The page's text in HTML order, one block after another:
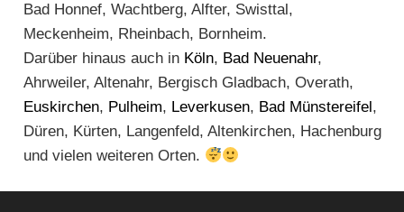
Bad Honnef, Wachtberg, Alfter, Swisttal,
Meckenheim, Rheinbach, Bornheim.
Darüber hinaus auch in Köln, Bad Neuenahr,
Ahrweiler, Altenahr, Bergisch Gladbach, Overath,
Euskirchen, Pulheim, Leverkusen, Bad Münstereifel ,
Düren, Kürten, Langenfeld, Altenkirchen, Hachenburg
und vielen weiteren Orten.